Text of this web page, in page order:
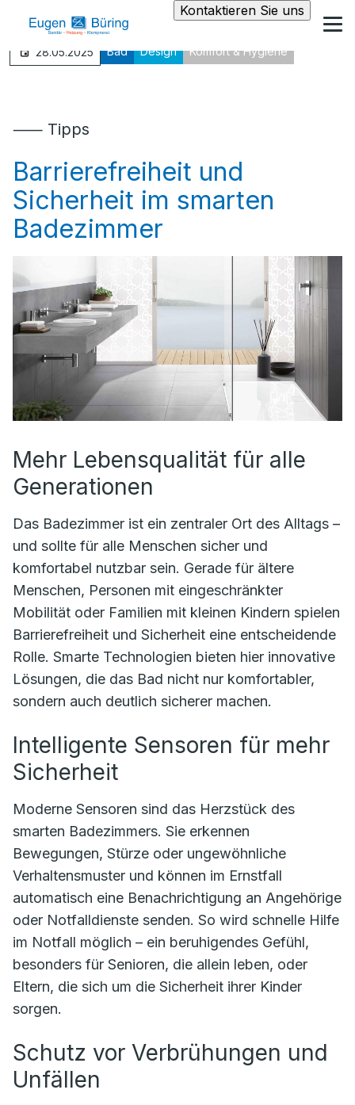
Kontaktieren Sie uns
28.05.2025 Bad Design Komfort & Hygiene
⸺ Tipps
Barrierefreiheit und
Sicherheit im smarten
Badezimmer
Mehr Lebensqualität für alle
Generationen
Das Badezimmer ist ein zentraler Ort des Alltags –
und sollte für alle Menschen sicher und
komfortabel nutzbar sein. Gerade für ältere
Menschen, Personen mit eingeschränkter
Mobilität oder Familien mit kleinen Kindern spielen
Barrierefreiheit und Sicherheit eine entscheidende
Rolle. Smarte Technologien bieten hier innovative
Lösungen, die das Bad nicht nur komfortabler,
sondern auch deutlich sicherer machen.
Intelligente Sensoren für mehr
Sicherheit
Moderne Sensoren sind das Herzstück des
smarten Badezimmers. Sie erkennen
Bewegungen, Stürze oder ungewöhnliche
Verhaltensmuster und können im Ernstfall
automatisch eine Benachrichtigung an Angehörige
oder Notfalldienste senden. So wird schnelle Hilfe
im Notfall möglich – ein beruhigendes Gefühl,
besonders für Senioren, die allein leben, oder
Eltern, die sich um die Sicherheit ihrer Kinder
sorgen.
Schutz vor Verbrühungen und
Unfällen